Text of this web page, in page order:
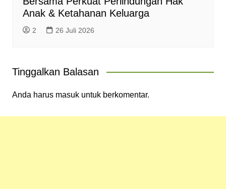
Anak & Ketahanan Keluarga
2 26 Juli 2026
Tinggalkan Balasan
Anda harus masukuntuk berkomentar.